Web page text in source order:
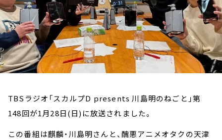
TBSラジオ「スカルプD presents 川島明のねごと」第
148回が1月28日(日)に放送されました。
この番組は麒麟・川島明さんと、醜悪アニメオタクの天津